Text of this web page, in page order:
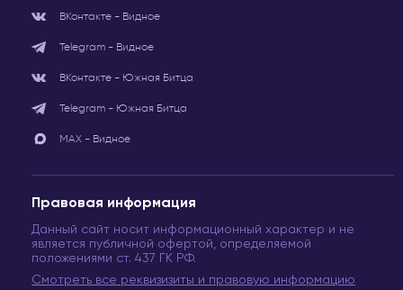
ВКонтакте - Видное
Telegram - Видное
ВКонтакте - Южная Битца
Telegram - Южная Битца
МАХ - Видное
Правовая информация
Данный сайт носит информационный характер и не
является публичной офертой, определяемой
положениями ст. 437 ГК РФ.
Смотреть все реквизизиты и правовую информацию